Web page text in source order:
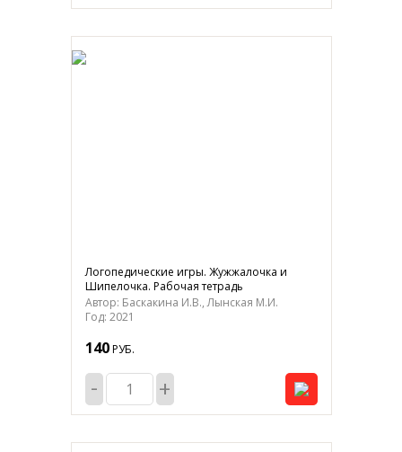
Логопедические игры. Жужжалочка и
Шипелочка. Рабочая тетрадь
Автор: Баскакина И.В., Лынская М.И.
Год: 2021
140РУБ.
- +